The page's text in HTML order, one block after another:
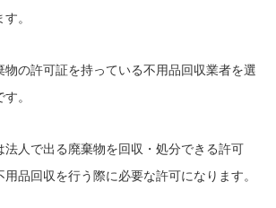
。
物の許可証を持っている不用品回収業者を選
。
法人で出る廃棄物を回収・処分できる許可
品回収を行う際に必要な許可になります。